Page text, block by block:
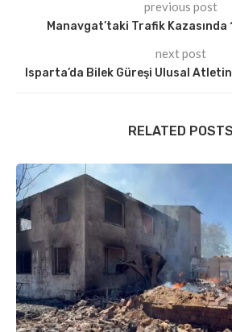
previous post
Manavgat’taki Trafik Kazasında
next post
Isparta’da Bilek Güreşi Ulusal
RELATED POSTS